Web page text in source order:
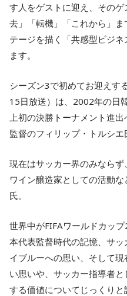
す人をゲストに迎え、その
去」「転機」「これから」
テージを描く「共感型ビジ
ます。
シーズン3で初めてお迎えす
15日放送）は、2002年の日
上初の決勝トーナメント進
監督のフィリップ・トルシエ
現在はサッカー界のみなら
ワイン醸造家としての活動
氏。
世界中がFIFAワールドカッ
本代表監督時代の記憶、サ
イブルーへの思い、そして
い思いや、サッカー指導者
する価値についてじっくり